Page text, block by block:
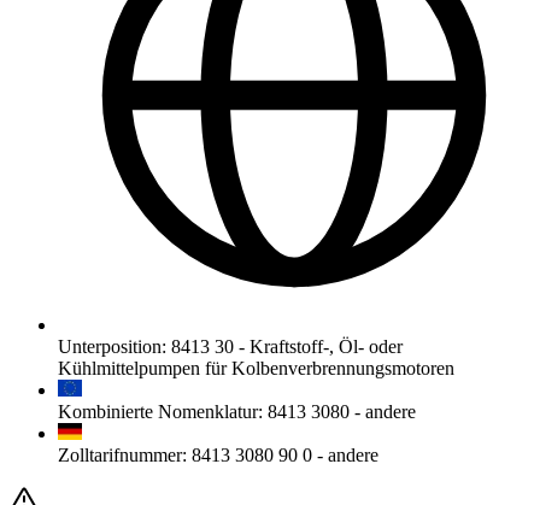
Unterposition: 8413 30 - Kraftstoff-, Öl- oder
Kühlmittelpumpen für Kolbenverbrennungsmotoren
Kombinierte Nomenklatur: 8413 3080 - andere
Zolltarifnummer: 8413 3080 90 0 - andere